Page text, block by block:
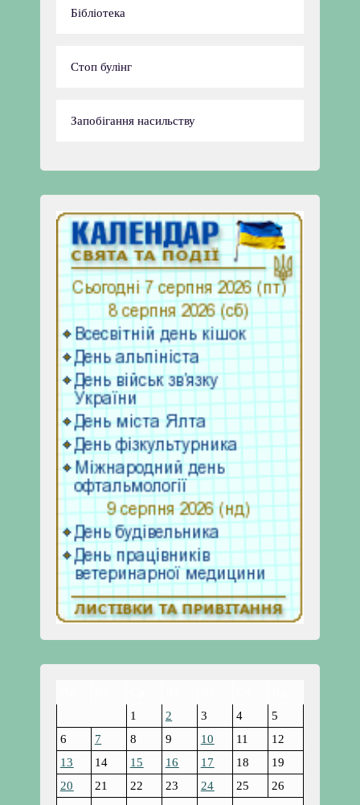
Бібліотека
Стоп булінг
Запобігання насильству
1
2 3 4
5
6
7 8 9 10 11
12
13
14 15 16 17 18
19
20
21 22 23 24 25
26